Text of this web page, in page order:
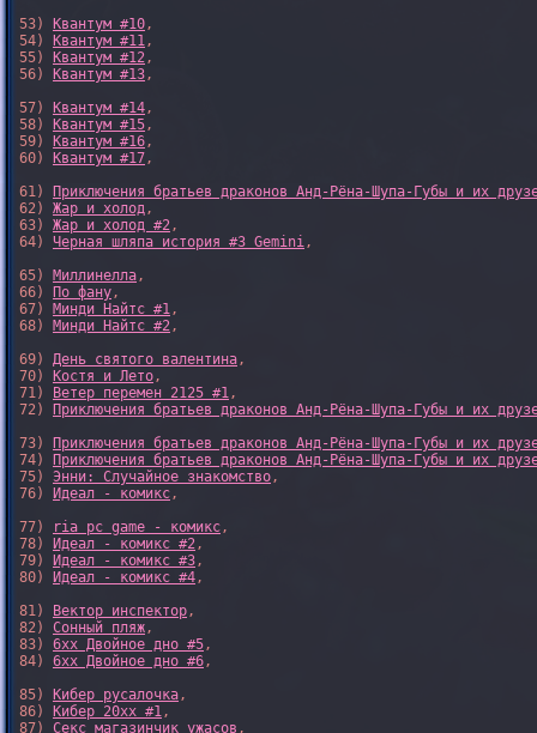
53)
Квантум #10,
54)
Квантум #11,
55)
Квантум #12,
56)
Квантум #13,
57)
Квантум #14,
58)
Квантум #15,
59)
Квантум #16,
60)
Квантум #17,
61)
Приключения братьев драконов Анд-Рёна-Шупа-Губы и их
62) Жар и холод,
63) Жар и холод #2,
64) Черная шляпа история #3 Gemini,
65) Миллинелла,
66)
По фану,
67) Минди Найтс #1,
68) Минди Найтс #2,
69) День святого валентина,
70)
Костя и Лето,
71)
Ветер перемен 2125 #1,
72)
Приключения братьев драконов Анд-Рёна-Шупа-Губы и их
73)
Приключения братьев драконов Анд-Рёна-Шупа-Губы и их
74)
Приключения братьев драконов Анд-Рёна-Шупа-Губы и их
75) Энни: Случайное знакомство,
76)
Идеал - комикс,
77)
ria pc game - комикс,
78)
Идеал - комикс #2,
79)
Идеал - комикс #3,
80)
Идеал - комикс #4,
81)
Вектор инспектор,
82) Сонный пляж,
83) 6xx Двойное дно #5,
84) 6xx Двойное дно #6,
85)
Кибер русалочка,
86)
Кибер 20xx #1,
87) Секс магазинчик ужасов ,